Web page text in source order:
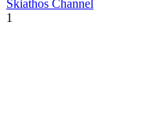
Skiathos Channel
1